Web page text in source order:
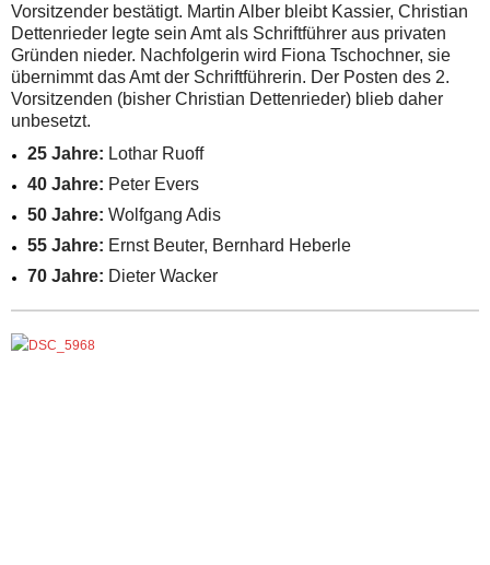
Vorsitzender bestätigt. Martin Alber bleibt Kassier, Christian
Dettenrieder legte sein Amt als Schriftführer aus privaten
Gründen nieder. Nachfolgerin wird Fiona Tschochner, sie
übernimmt das Amt der Schriftführerin. Der Posten des 2.
Vorsitzenden (bisher Christian Dettenrieder) blieb daher
unbesetzt.
25 Jahre: Lothar Ruoff
40 Jahre: Peter Evers
50 Jahre: Wolfgang Adis
55 Jahre: Ernst Beuter, Bernhard Heberle
70 Jahre: Dieter Wacker